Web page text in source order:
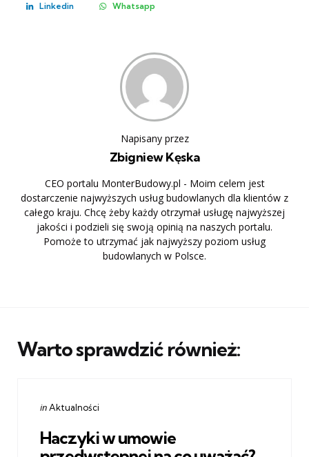
Linkedin Whatsapp
Napisany przez
Zbigniew Kęska
CEO portalu MonterBudowy.pl - Moim celem jest
dostarczenie najwyższych usług budowlanych dla klientów z
całego kraju. Chcę żeby każdy otrzymał usługę najwyższej
jakości i podzieli się swoją opinią na naszych portalu.
Pomoże to utrzymać jak najwyższy poziom usług
budowlanych w Polsce.
Warto sprawdzić również:
Categories
Posted
inAktualności
Haczyki w umowie